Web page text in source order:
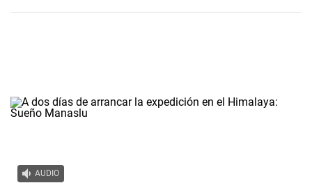
AUDIO